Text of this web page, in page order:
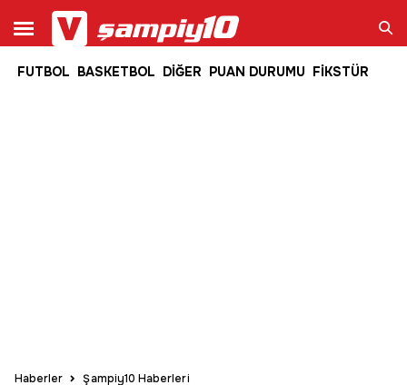
FUTBOL BASKETBOL DİĞER PUAN DURUMU FİKSTÜRAra
Haberler Şampiy10 Haberleri